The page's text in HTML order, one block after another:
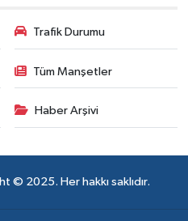
Trafik Durumu
Tüm Manşetler
Haber Arşivi
© 2025. Her hakkı saklıdır.